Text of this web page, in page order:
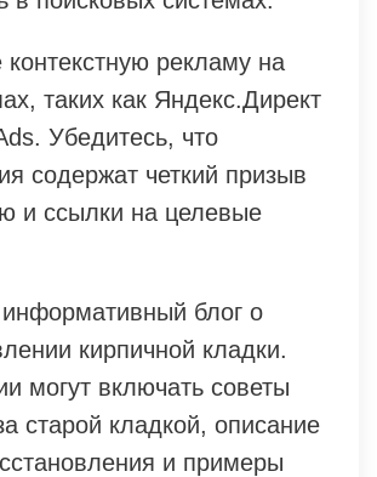
контекстную рекламу на
таких как Яндекс.Директ
Убедитесь, что
содержат четкий призыв
и ссылки на целевые
блог о
кирпичной кладки.
могут включать советы
старой кладкой, описание
и примеры